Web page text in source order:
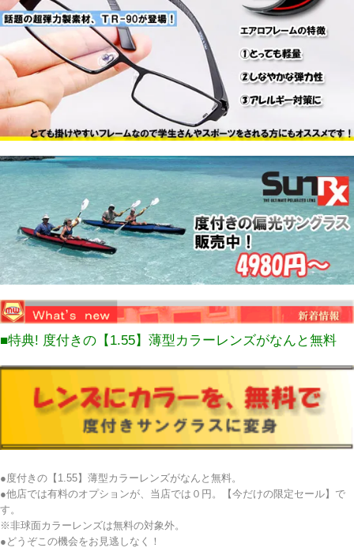
■特典! 度付きの【1.55】薄型カラーレンズがなんと無料
●度付きの【1.55】薄型カラーレンズがなんと無料。
●他店では有料のオプションが、当店では０円。【今だけの限定セール】で
す。
※非球面カラーレンズは無料の対象外。
●どうぞこの機会をお見逃しなく！